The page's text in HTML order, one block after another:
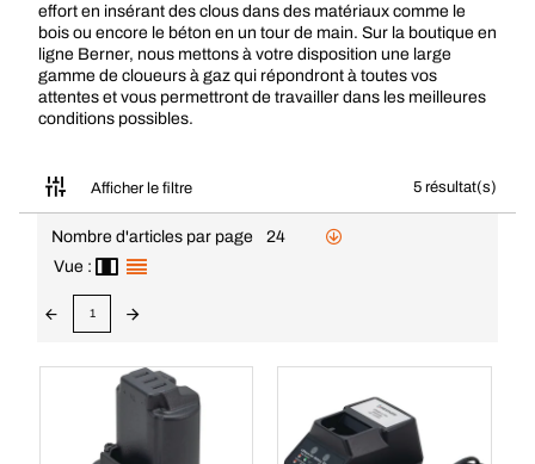
effort en insérant des clous dans des matériaux comme le
bois ou encore le béton en un tour de main. Sur la boutique en
ligne Berner, nous mettons à votre disposition une large
gamme de cloueurs à gaz qui répondront à toutes vos
attentes et vous permettront de travailler dans les meilleures
conditions possibles.
Afficher le filtre 5 résultat(s)
Nombre d'articles par page
24
Vue :
1